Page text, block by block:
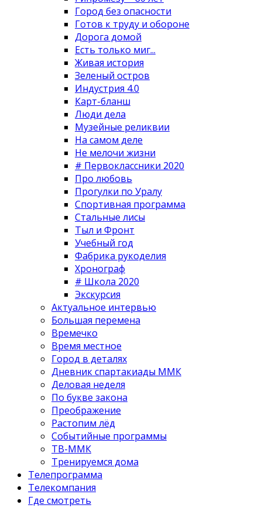
Город без опасности
Готов к труду и обороне
Дорога домой
Есть только миг...
Живая история
Зеленый остров
Индустрия 4.0
Карт-бланш
Люди дела
Музейные реликвии
На самом деле
Не мелочи жизни
# Первоклассники 2020
Про любовь
Прогулки по Уралу
Спортивная программа
Стальные лисы
Тыл и Фронт
Учебный год
Фабрика рукоделия
Хронограф
# Школа 2020
Экскурсия
Актуальное интервью
Большая перемена
Времечко
Время местное
Город в деталях
Дневник спартакиады ММК
Деловая неделя
По букве закона
Преображение
Растопим лёд
Событийные программы
ТВ-ММК
Тренируемся дома
Телепрограмма
Телекомпания
Где смотреть